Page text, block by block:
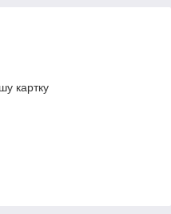
картку